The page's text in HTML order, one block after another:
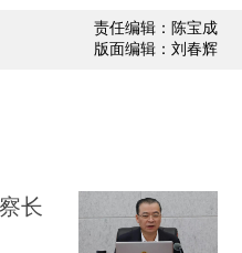
责任编辑：陈宝成
版面编辑：刘春辉
长